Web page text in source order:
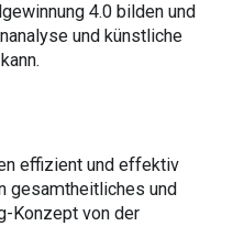
4.0 bilden und
und künstliche
effizient und effektiv
gesamtheitliches und
Konzept von der